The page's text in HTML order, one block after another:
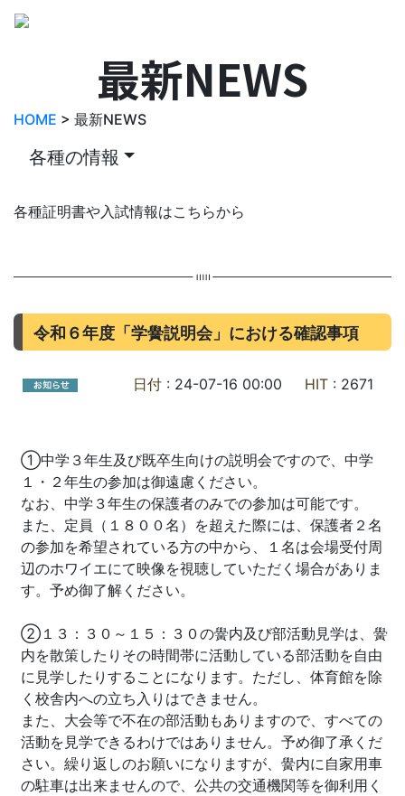
最新NEWS
HOME > 最新NEWS
各種の情報
各種証明書や入試情報はこちらから
令和６年度「学黌説明会」における確認事項
日付 : 24-07-16 00:00 HIT : 2671
①中学３年生及び既卒生向けの説明会ですので、中学
１・２年生の参加は御遠慮ください。
なお、中学３年生の保護者のみでの参加は可能です。
また、定員（１８００名）を超えた際には、保護者２名
の参加を希望されている方の中から、１名は会場受付周
辺のホワイエにて映像を視聴していただく場合がありま
す。予め御了解ください。
②１３：３０～１５：３０の黌内及び部活動見学は、黌
内を散策したりその時間帯に活動している部活動を自由
に見学したりすることになります。ただし、体育館を除
く校舎内への立ち入りはできません。
また、大会等で不在の部活動もありますので、すべての
活動を見学できるわけではありません。予め御了承くだ
さい。繰り返しのお願いになりますが、黌内に自家用車
の駐車は出来ませんので、公共の交通機関等を御利用く